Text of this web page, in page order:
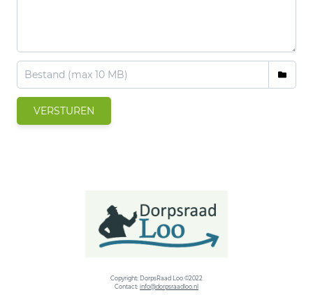
VERSTUREN
Copyright: DorpsRaad Loo ©2022
Contact: info@dorpsraadloo.nl